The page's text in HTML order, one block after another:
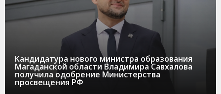
Кандидатура нового министра образования
Магаданской области Владимира Савхалова
получила одобрение Министерства
просвещения РФ